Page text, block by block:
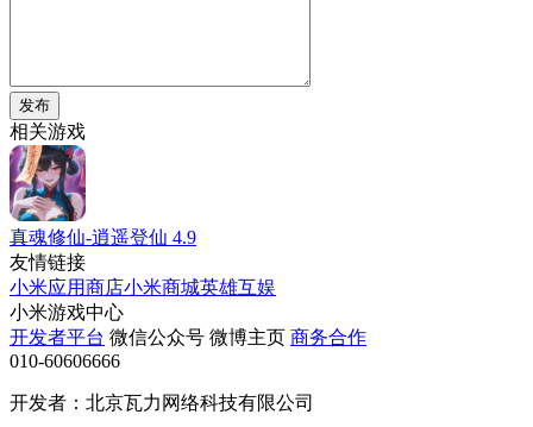
发布
相关游戏
真魂修仙-逍遥登仙 4.9
友情链接
小米应用商店小米商城英雄互娱
小米游戏中心
开发者平台 微信公众号 微博主页 商务合作
010-60606666
开发者：北京瓦力网络科技有限公司